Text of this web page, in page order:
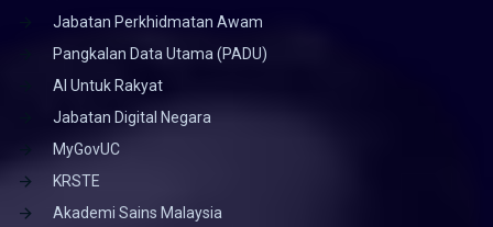
Jabatan Perkhidmatan Awam
Pangkalan Data Utama (PADU)
AI Untuk Rakyat
Jabatan Digital Negara
MyGovUC
KRSTE
Akademi Sains Malaysia